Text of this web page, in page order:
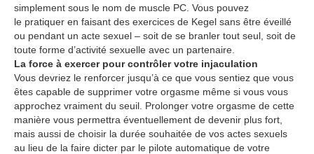
simplement sous le nom de muscle PC. Vous pouvez
le pratiquer en faisant des exercices de Kegel sans être éveillé
ou pendant un acte sexuel – soit de se branler tout seul, soit de
toute forme d’activité sexuelle avec un partenaire.
La force à exercer pour contrôler votre injaculation
Vous devriez le renforcer jusqu’à ce que vous sentiez que vous
êtes capable de supprimer votre orgasme même si vous vous
approchez vraiment du seuil. Prolonger votre orgasme de cette
manière vous permettra éventuellement de devenir plus fort,
mais aussi de choisir la durée souhaitée de vos actes sexuels
au lieu de la faire dicter par le pilote automatique de votre